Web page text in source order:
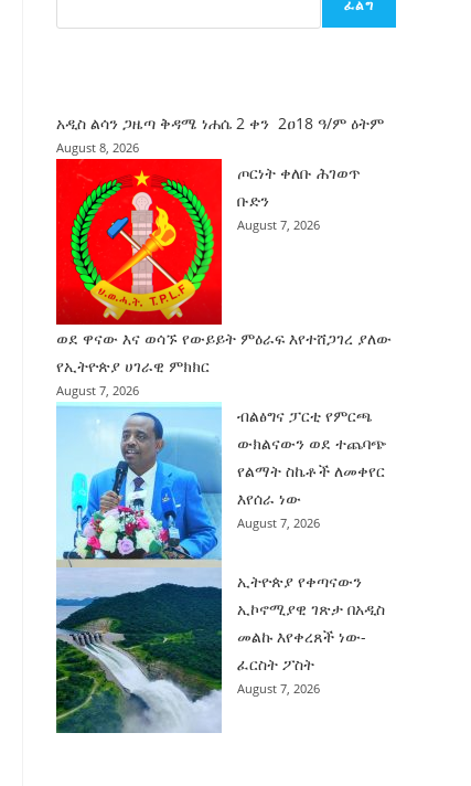
ፈልግ
አዲስ ልሳን ጋዜጣ ቅዳሜ ነሐሴ 2 ቀን 2ዐ18 ዓ/ም ዕትም
August 8, 2026
ጦርነት ቀለቡ ሕገወጥ
ቡድን
August 7, 2026
ወደ ዋናው እና ወሳኙ የውይይት ምዕራፍ እየተሸጋገረ ያለው
የኢትዮጵያ ሀገራዊ ምክክር
August 7, 2026
ብልፅግና ፓርቲ የምርጫ
ውክልናውን ወደ ተጨባጭ
የልማት ስኬቶች ለመቀየር
እየሰራ ነው
August 7, 2026
ኢትዮጵያ የቀጣናውን
ኢኮኖሚያዊ ገጽታ በአዲስ
መልኩ እየቀረጸች ነው-
ፈርስት ፖስት
August 7, 2026